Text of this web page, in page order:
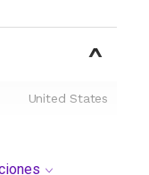
United States